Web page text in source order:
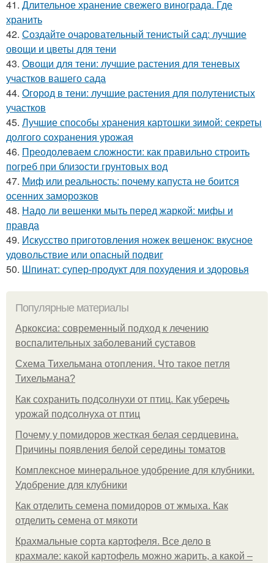
41. Длительное хранение свежего винограда. Где
хранить
42. Создайте очаровательный тенистый сад: лучшие
овощи и цветы для тени
43. Овощи для тени: лучшие растения для теневых
участков вашего сада
44. Огород в тени: лучшие растения для полутенистых
участков
45. Лучшие способы хранения картошки зимой: секреты
долгого сохранения урожая
46. Преодолеваем сложности: как правильно строить
погреб при близости грунтовых вод
47. Миф или реальность: почему капуста не боится
осенних заморозков
48. Надо ли вешенки мыть перед жаркой: мифы и
правда
49. Искусство приготовления ножек вешенок: вкусное
удовольствие или опасный подвиг
50. Шпинат: супер-продукт для похудения и здоровья
Популярные материалы
Аркоксиа: современный подход к лечению
воспалительных заболеваний суставов
Схема Тихельмана отопления. Что такое петля
Тихельмана?
Как сохранить подсолнухи от птиц. Как уберечь
урожай подсолнуха от птиц
Почему у помидоров жесткая белая сердцевина.
Причины появления белой середины томатов
Комплексное минеральное удобрение для клубники.
Удобрение для клубники
Как отделить семена помидоров от жмыха. Как
отделить семена от мякоти
Крахмальные сорта картофеля. Все дело в
крахмале: какой картофель можно жарить, а какой –